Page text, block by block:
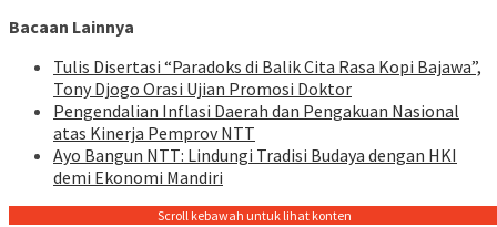
Bacaan Lainnya
Tulis Disertasi “Paradoks di Balik Cita Rasa Kopi Bajawa”,
Tony Djogo Orasi Ujian Promosi Doktor
Pengendalian Inflasi Daerah dan Pengakuan Nasional
atas Kinerja Pemprov NTT
Ayo Bangun NTT: Lindungi Tradisi Budaya dengan HKI
demi Ekonomi Mandiri
Scroll kebawah untuk lihat konten